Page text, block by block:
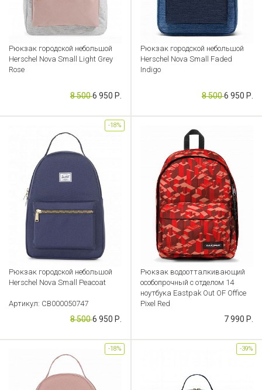
Рюкзак городской небольшой
Herschel Nova Small Light Grey
Rose
Артикул: CB000050774
8 5006 950 Р.
Рюкзак городской небольшой
Herschel Nova Small Faded
Indigo
Артикул: CB000050749
8 5006 950 Р.
Рюкзак городской небольшой
Herschel Nova Small Peacoat
Артикул: CB000050747
8 5006 950 Р.
-18%
Рюкзак водоотталкивающий
особопрочный с отделом 14
ноутбука Eastpak Out OF Office
Pixel Red
7 990 Р.
-18% -39%